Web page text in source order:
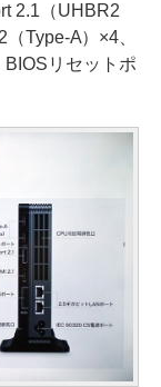
2.1（UHBR2
Type-A）×4、
リセットポ